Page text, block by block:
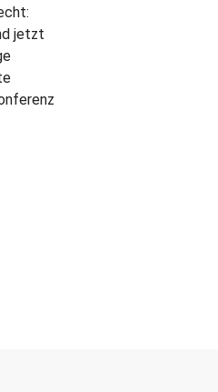
jetzt